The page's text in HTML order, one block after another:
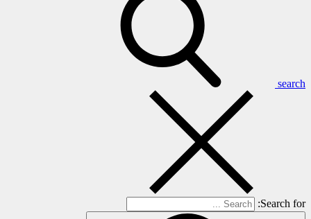
search
Search for: